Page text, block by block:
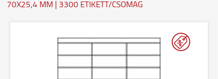
70X25,4 MM | 3300 ETIKETT/CSOMAG